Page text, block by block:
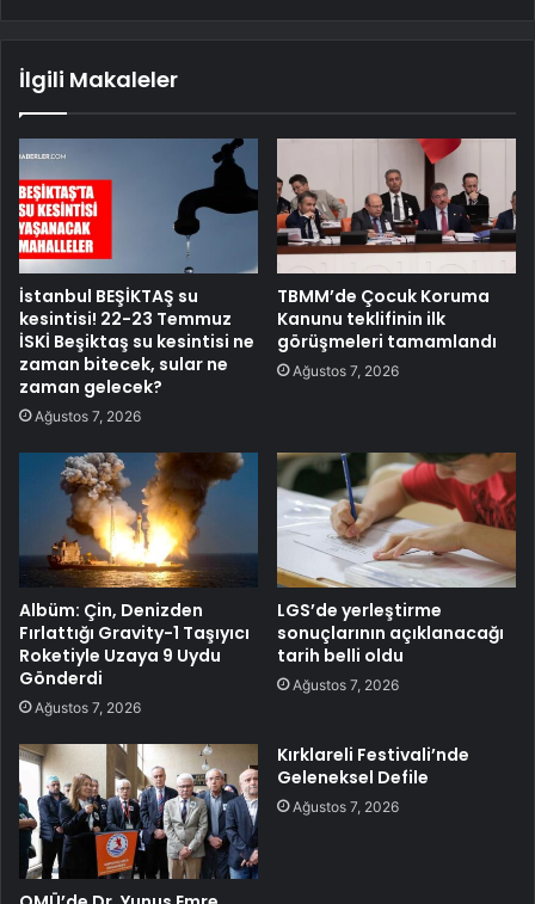
İlgili Makaleler
İstanbul BEŞİKTAŞ su
kesintisi! 22-23 Temmuz
İSKİ Beşiktaş su kesintisi ne
zaman bitecek, sular ne
zaman gelecek?
Ağustos 7, 2026
TBMM’de Çocuk Koruma
Kanunu teklifinin ilk
görüşmeleri tamamlandı
Ağustos 7, 2026
Albüm: Çin, Denizden
Fırlattığı Gravity-1 Taşıyıcı
Roketiyle Uzaya 9 Uydu
Gönderdi
Ağustos 7, 2026
LGS’de yerleştirme
sonuçlarının açıklanacağı
tarih belli oldu
Ağustos 7, 2026
Kırklareli Festivali’nde
Geleneksel Defile
Ağustos 7, 2026